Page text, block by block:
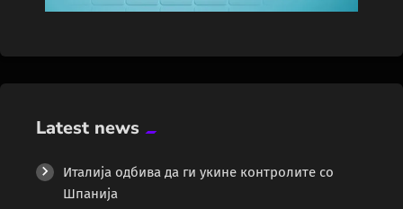
Latest news
Италија одбива да ги укине контролите со
Шпанија